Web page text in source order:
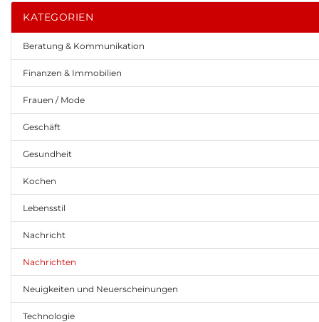
KATEGORIEN
Beratung & Kommunikation
Finanzen & Immobilien
Frauen / Mode
Geschäft
Gesundheit
Kochen
Lebensstil
Nachricht
Nachrichten
Neuigkeiten und Neuerscheinungen
Technologie